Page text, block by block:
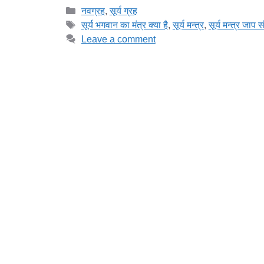
Categories
नवग्रह,सूर्य ग्रह
Tags
सूर्य भगवान का मंत्र क्या है,सूर्य मन्त्र,सूर्य मन्त्र जाप
Leave a comment